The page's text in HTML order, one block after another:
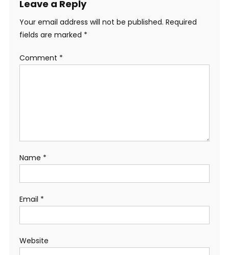
Leave a Reply
Your email address will not be published. Required
fields are marked *
Comment *
Name *
Email *
Website